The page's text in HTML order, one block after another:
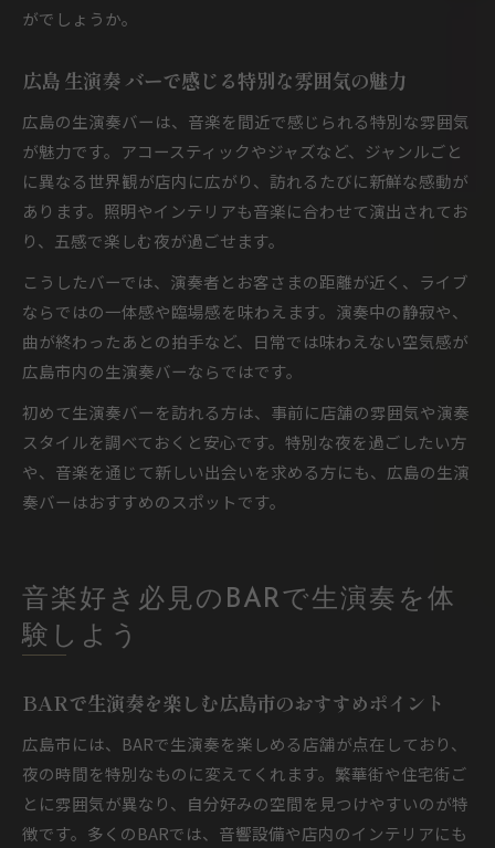
がでしょうか。
広島 生演奏 バーで感じる特別な雰囲気の魅力
広島の生演奏バーは、音楽を間近で感じられる特別な雰囲気
が魅力です。アコースティックやジャズなど、ジャンルごと
に異なる世界観が店内に広がり、訪れるたびに新鮮な感動が
あります。照明やインテリアも音楽に合わせて演出されてお
り、五感で楽しむ夜が過ごせます。
こうしたバーでは、演奏者とお客さまの距離が近く、ライブ
ならではの一体感や臨場感を味わえます。演奏中の静寂や、
曲が終わったあとの拍手など、日常では味わえない空気感が
広島市内の生演奏バーならではです。
初めて生演奏バーを訪れる方は、事前に店舗の雰囲気や演奏
スタイルを調べておくと安心です。特別な夜を過ごしたい方
や、音楽を通じて新しい出会いを求める方にも、広島の生演
奏バーはおすすめのスポットです。
音楽好き必見のBARで生演奏を体
験しよう
BARで生演奏を楽しむ広島市のおすすめポイント
広島市には、BARで生演奏を楽しめる店舗が点在しており、
夜の時間を特別なものに変えてくれます。繁華街や住宅街ご
とに雰囲気が異なり、自分好みの空間を見つけやすいのが特
徴です。多くのBARでは、音響設備や店内のインテリアにも